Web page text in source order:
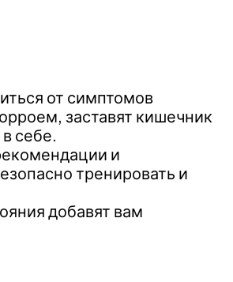
от симптомов
заставят кишечник
себе.
и
тренировать и
добавят вам